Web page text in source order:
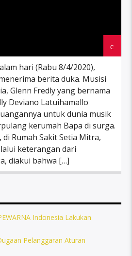
hari (Rabu 8/4/2020),
berita duka. Musisi
Glenn Fredly yang bernama
Deviano Latuihamallo
untuk dunia musik
kerumah Bapa di surga.
di Rumah Sakit Setia Mitra,
keterangan dari
diakui bahwa […]
Indonesia Lakukan
Pelanggaran Aturan